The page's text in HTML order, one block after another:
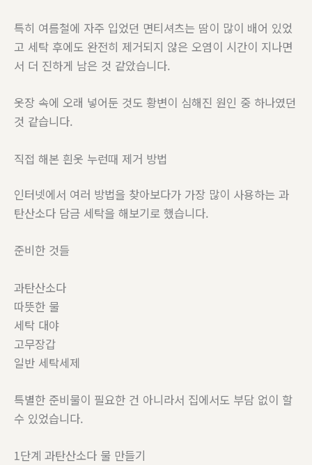
특히 여름철에 자주 입었던 면티셔츠는 땀이 많이 배어 있었
고 세탁 후에도 완전히 제거되지 않은 오염이 시간이 지나면
서 더 진하게 남은 것 같았습니다.
옷장 속에 오래 넣어둔 것도 황변이 심해진 원인 중 하나였던
것 같습니다.
직접 해본 흰옷 누런때 제거 방법
인터넷에서 여러 방법을 찾아보다가 가장 많이 사용하는 과
탄산소다 담금 세탁을 해보기로 했습니다.
준비한 것들
과탄산소다
따뜻한 물
세탁 대야
고무장갑
일반 세탁세제
특별한 준비물이 필요한 건 아니라서 집에서도 부담 없이 할
수 있었습니다.
1단계 과탄산소다 물 만들기